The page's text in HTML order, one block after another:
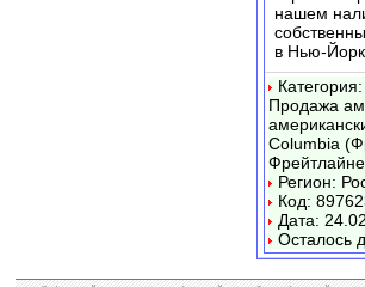
нашем
в Нью-
Продажа
Columbia
Регион:
Код:
Дата:
Осталось